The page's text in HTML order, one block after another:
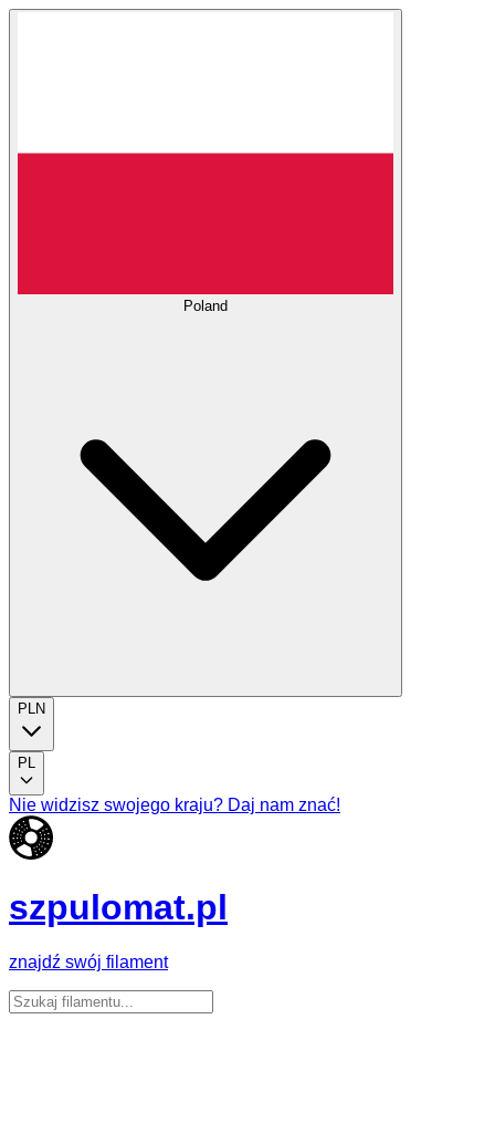
Poland
PLN
PL
Nie widzisz swojego kraju? Daj nam znać!
szpulomat.pl
znajdź swój filament